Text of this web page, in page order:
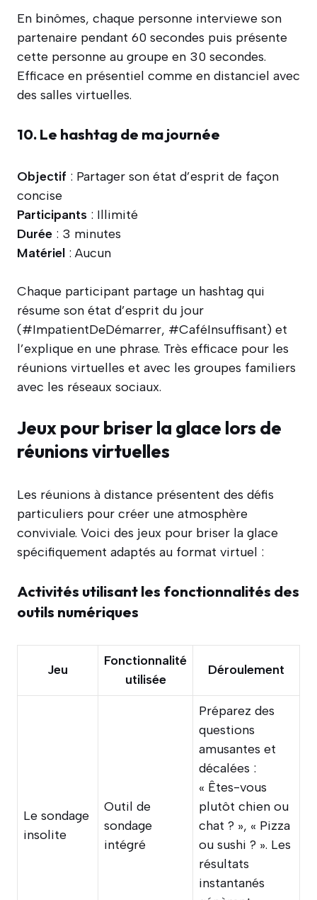
En binômes, chaque personne interviewe son
partenaire pendant 60 secondes puis présente
cette personne au groupe en 30 secondes.
Efficace en présentiel comme en distanciel avec
des salles virtuelles.
10. Le hashtag de ma journée
Objectif : Partager son état d’esprit de façon
concise
Participants : Illimité
Durée : 3 minutes
Matériel : Aucun
Chaque participant partage un hashtag qui
résume son état d’esprit du jour
(#ImpatientDeDémarrer, #CaféInsuffisant) et
l’explique en une phrase. Très efficace pour les
réunions virtuelles et avec les groupes familiers
avec les réseaux sociaux.
Jeux pour briser la glace lors de
réunions virtuelles
Les réunions à distance présentent des défis
particuliers pour créer une atmosphère
conviviale. Voici des jeux pour briser la glace
spécifiquement adaptés au format virtuel :
Activités utilisant les fonctionnalités des
outils numériques
Jeu
Fonctionnalité
utilisée
Déroulement
Le sondage
insolite
Outil de
sondage
intégré
Préparez des
questions
amusantes et
décalées :
« Êtes-vous
plutôt chien ou
chat ? », « Pizza
ou sushi ? ». Les
résultats
instantanés